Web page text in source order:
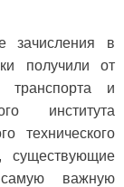
зачисления в
получили от
транспорта и
института
технического
существующие
важную